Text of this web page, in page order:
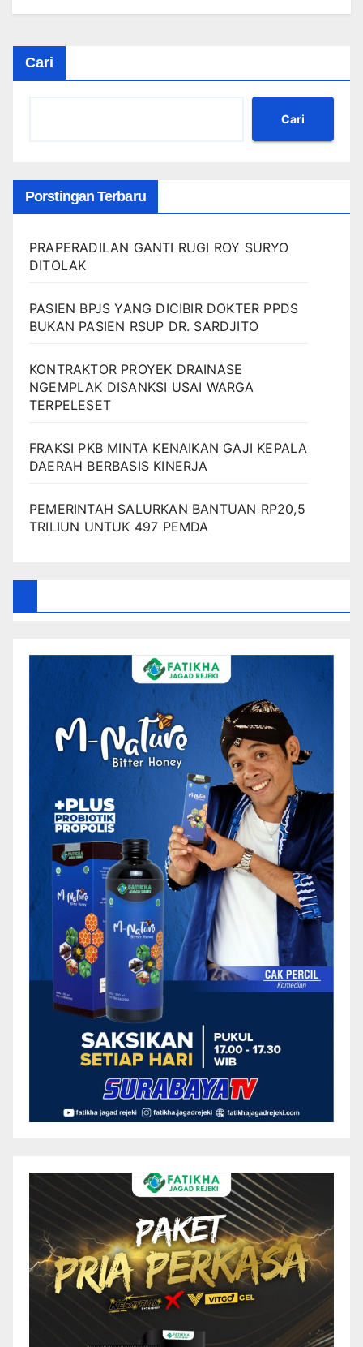
Cari
Cari
Porstingan Terbaru
PRAPERADILAN GANTI RUGI ROY SURYO
DITOLAK
PASIEN BPJS YANG DICIBIR DOKTER PPDS
BUKAN PASIEN RSUP DR. SARDJITO
KONTRAKTOR PROYEK DRAINASE
NGEMPLAK DISANKSI USAI WARGA
TERPELESET
FRAKSI PKB MINTA KENAIKAN GAJI KEPALA
DAERAH BERBASIS KINERJA
PEMERINTAH SALURKAN BANTUAN RP20,5
TRILIUN UNTUK 497 PEMDA